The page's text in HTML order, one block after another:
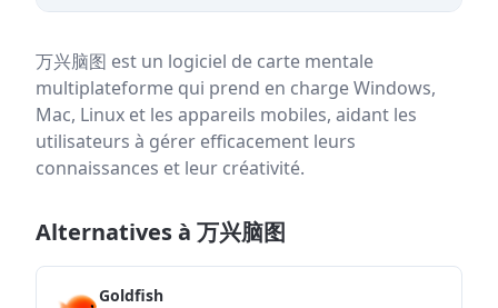
万兴脑图 est un logiciel de carte mentale
multiplateforme qui prend en charge Windows,
Mac, Linux et les appareils mobiles, aidant les
utilisateurs à gérer efficacement leurs
connaissances et leur créativité.
Alternatives à 万兴脑图
Goldfish